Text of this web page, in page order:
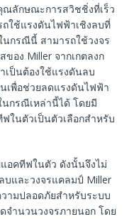
ลักษณะการสวิชชิ่งที่เร็ว
ถใช้แรงดันไฟฟ้าเชิงลบที่
นกรณีนี้ สามารถใช้วงจร
อง Miller จากเกตลงก
เป็นต้องใช้แรงดันลบ
เพื่อช่วยลดแรงดันไฟฟ้า
นกรณีเหล่านี้ได้ โดยมี
ในตัวเป็นตัวเลือกสำหรับ
อคทีฟในตัว ดังนั้นจึงไม่
บและวงจรแคลมป์ Miller
ามปลอดภัยสำหรับระบบ
จำนวนวงจรภายนอก โดย